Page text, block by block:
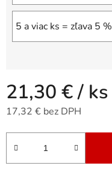
5 a viac ks = zľava 5 %
21,30 €/ ks
17,32 € bez DPH
Jednotková cena: